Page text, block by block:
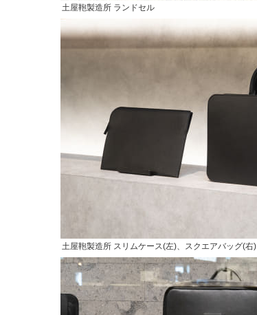
土屋鞄製造所 ランドセル
土屋鞄製造所 スリムケース(左)、スクエアバッグ(右)